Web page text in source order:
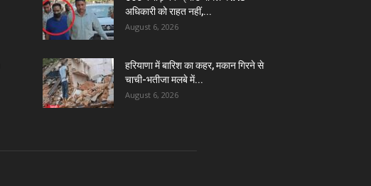
अधिकारी को राहत नहीं,...
August 6, 2026
हरियाणा में बारिश का कहर, मकान गिरने से
चाची-भतीजा मलबे में...
August 6, 2026